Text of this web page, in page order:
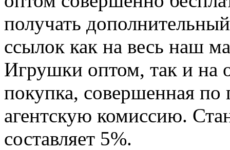
получать
ссылок как на весь наш
Игрушки оптом, так и на
покупка, совершенная по
агентскую комиссию.
составляет 5%.